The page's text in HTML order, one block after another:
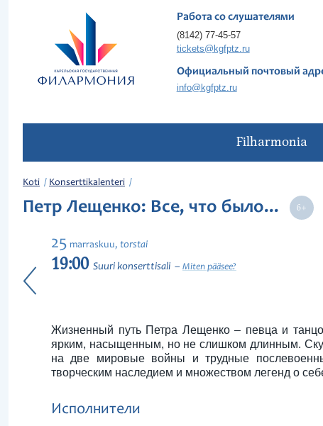
Работа со слушателями
(8142) 77-45-57
tickets@kgfptz.ru
Официальный почтовый
info@kgfptz.ru
Filharmonia
Koti Konserttikalenteri
Петр Лещенко: Все, что было...
25 marraskuu, torstai
19:00 Suuri konserttisali Miten pääsee?
Жизненный путь Петра Лещенко – певца и
ярким, насыщенным, но не слишком длинным.
на две мировые войны и трудные
творческим наследием и множеством легенд о
Исполнители